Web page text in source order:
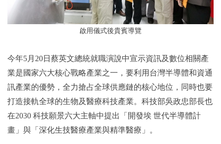
啟用儀式後貴賓導覽
今年5月20日蔡英文總統就職演說中宣示資訊及數位相關產
業是國家六大核心戰略產業之一，要利用台灣半導體和資通
訊產業的優勢，全力搶占全球供應鏈的核心地位，同時也要
打造接軌全球的生物及醫療科技產業。科技部吳政忠部長也
在2030 科技願景六大主軸中提出「開發埃 世代半導體計
畫」與「深化生技醫療產業與精準醫療」。